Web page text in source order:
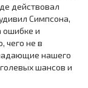
действовал
Симпсона,
ошибке и
чего не в
нашего
шансов и